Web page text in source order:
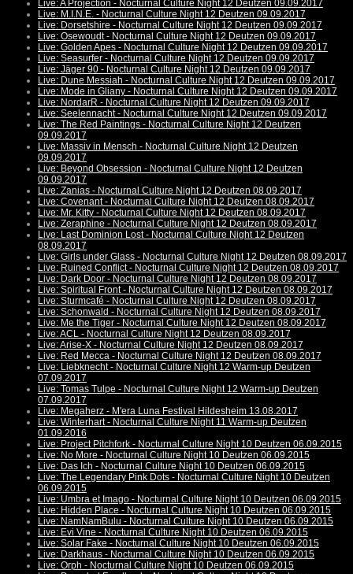
Live: A Projection - Nocturnal Culture Night 12 Deutzen 09.09.2017
Live: M.I.N.E. - Nocturnal Culture Night 12 Deutzen 09.09.2017
Live: Dorsetshire - Nocturnal Culture Night 12 Deutzen 09.09.2017
Live: Osewoudt - Nocturnal Culture Night 12 Deutzen 09.09.2017
Live: Golden Apes - Nocturnal Culture Night 12 Deutzen 09.09.2017
Live: Seasurfer - Nocturnal Culture Night 12 Deutzen 09.09.2017
Live: Jäger 90 - Nocturnal Culture Night 12 Deutzen 09.09.2017
Live: Dune Messiah - Nocturnal Culture Night 12 Deutzen 09.09.2017
Live: Mode in Gliany - Nocturnal Culture Night 12 Deutzen 09.09.2017
Live: NordarR - Nocturnal Culture Night 12 Deutzen 09.09.2017
Live: Seelennacht - Nocturnal Culture Night 12 Deutzen 09.09.2017
Live: The Red Paintings - Nocturnal Culture Night 12 Deutzen
09.09.2017
Live: Massiv in Mensch - Nocturnal Culture Night 12 Deutzen
09.09.2017
Live: Beyond Obsession - Nocturnal Culture Night 12 Deutzen
09.09.2017
Live: Zanias - Nocturnal Culture Night 12 Deutzen 08.09.2017
Live: Covenant - Nocturnal Culture Night 12 Deutzen 08.09.2017
Live: Mr. Kitty - Nocturnal Culture Night 12 Deutzen 08.09.2017
Live: Zeraphine - Nocturnal Culture Night 12 Deutzen 08.09.2017
Live: Last Dominion Lost - Nocturnal Culture Night 12 Deutzen
08.09.2017
Live: Girls under Glass - Nocturnal Culture Night 12 Deutzen 08.09.2017
Live: Ruined Conflict - Nocturnal Culture Night 12 Deutzen 08.09.2017
Live: Dark Door - Nocturnal Culture Night 12 Deutzen 08.09.2017
Live: Spiritual Front - Nocturnal Culture Night 12 Deutzen 08.09.2017
Live: Sturmcafé - Nocturnal Culture Night 12 Deutzen 08.09.2017
Live: Schonwald - Nocturnal Culture Night 12 Deutzen 08.09.2017
Live: Me the Tiger - Nocturnal Culture Night 12 Deutzen 08.09.2017
Live: ACL - Nocturnal Culture Night 12 Deutzen 08.09.2017
Live: Arise-X - Nocturnal Culture Night 12 Deutzen 08.09.2017
Live: Red Mecca - Nocturnal Culture Night 12 Deutzen 08.09.2017
Live: Liebknecht - Nocturnal Culture Night 12 Warm-up Deutzen
07.09.2017
Live: Tomas Tulpe - Nocturnal Culture Night 12 Warm-up Deutzen
07.09.2017
Live: Megaherz - M'era Luna Festival Hildesheim 13.08.2017
Live: Winterhart - Nocturnal Culture Night 11 Warm-up Deutzen
01.09.2016
Live: Project Pitchfork - Nocturnal Culture Night 10 Deutzen 06.09.2015
Live: No More - Nocturnal Culture Night 10 Deutzen 06.09.2015
Live: Das Ich - Nocturnal Culture Night 10 Deutzen 06.09.2015
Live: The Legendary Pink Dots - Nocturnal Culture Night 10 Deutzen
06.09.2015
Live: Umbra et Imago - Nocturnal Culture Night 10 Deutzen 06.09.2015
Live: Hidden Place - Nocturnal Culture Night 10 Deutzen 06.09.2015
Live: NamNamBulu - Nocturnal Culture Night 10 Deutzen 06.09.2015
Live: Evi Vine - Nocturnal Culture Night 10 Deutzen 06.09.2015
Live: Solar Fake - Nocturnal Culture Night 10 Deutzen 06.09.2015
Live: Darkhaus - Nocturnal Culture Night 10 Deutzen 06.09.2015
Live: Orph - Nocturnal Culture Night 10 Deutzen 06.09.2015